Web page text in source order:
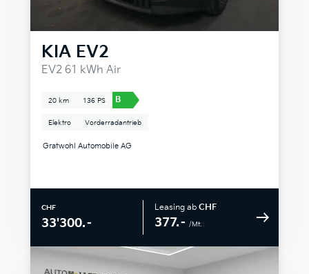
KIA EV2
EV2 61 kWh Air
20 km 136 PS B
Elektro Vorderradantrieb
Gratwohl Automobile AG
CHF
33'300.–
Leasing ab CHF
377.– /Mt.